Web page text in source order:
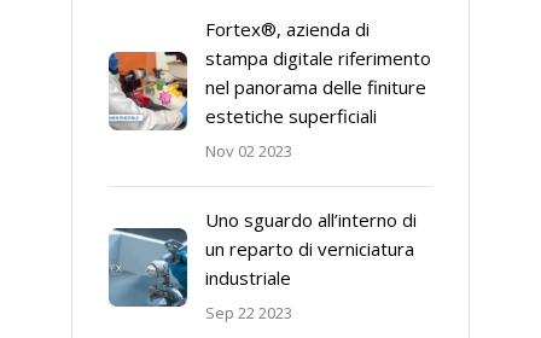
Fortex®, azienda di
stampa digitale riferimento
nel panorama delle finiture
estetiche superficiali
Nov 02 2023
Uno sguardo all’interno di
un reparto di verniciatura
industriale
Sep 22 2023